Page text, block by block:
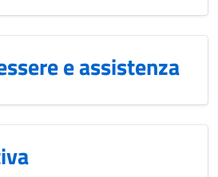
e assistenza